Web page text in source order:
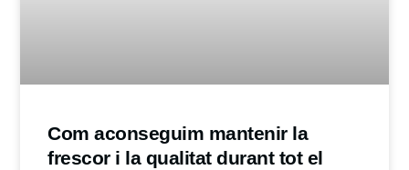
Com aconseguim mantenir la
frescor i la qualitat durant tot el